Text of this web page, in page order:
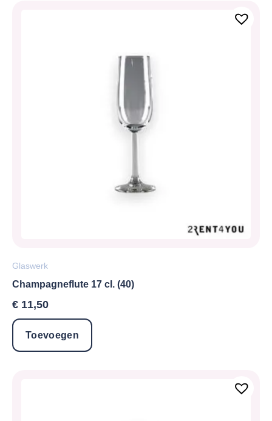
Glaswerk
Champagneflute 17 cl. (40)
€ 11,50
Toevoegen